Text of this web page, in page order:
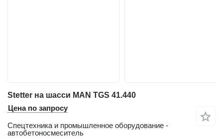
Stetter на шасси MAN TGS 41.440
Цена по запросу
Спецтехника и промышленное оборудование -
автобетоносмеситель